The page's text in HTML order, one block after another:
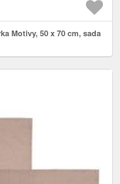
Motivy, 50 x 70 cm, sada